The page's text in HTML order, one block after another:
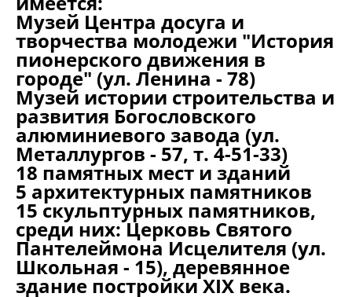
Музей Центра досуга и
творчества молодежи "История
пионерского движения в
городе" (ул. Ленина - 78)
Музей истории строительства и
развития Богословского
алюминиевого завода (ул.
Металлургов - 57, т. 4-51-33)
18 памятных мест и зданий
5 архитектурных памятников
15 скульптурных памятников,
среди них: Церковь Святого
Пантелеймона Исцелителя (ул.
Школьная - 15), деревянное
здание постройки XIX века.